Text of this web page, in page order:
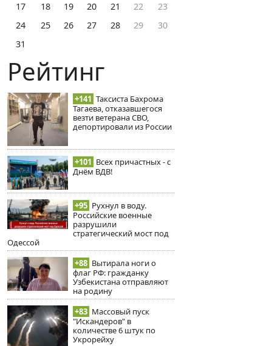
17
18 19 20 21 22
23
24
25 26 27 28 29
30
31
Рейтинг
+141 Таксиста Бахрома
Тагаева, отказавшегося
везти ветерана СВО,
депортировали из России
+101 Всех причастных - с
Днём ВДВ!
+95 Рухнул в воду.
Российские военные
разрушили
стратегический мост под
Одессой
+88 Вытирала ноги о
флаг РФ: гражданку
Узбекистана отправляют
на родину
+83 Массовый пуск
"Искандеров" в
количестве 6 штук по
Укрорейху